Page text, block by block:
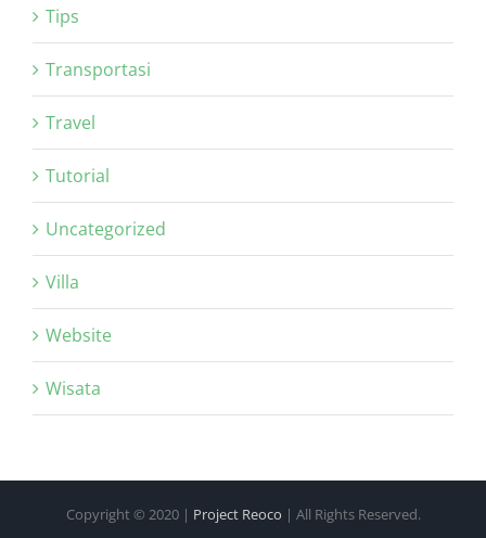
Tips
Transportasi
Travel
Tutorial
Uncategorized
Villa
Website
Wisata
Copyright © 2020 | Project Reoco | All Rights Reserved.